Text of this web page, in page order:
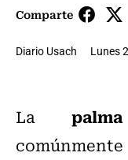
Comparte
Diario Usach Lunes
La